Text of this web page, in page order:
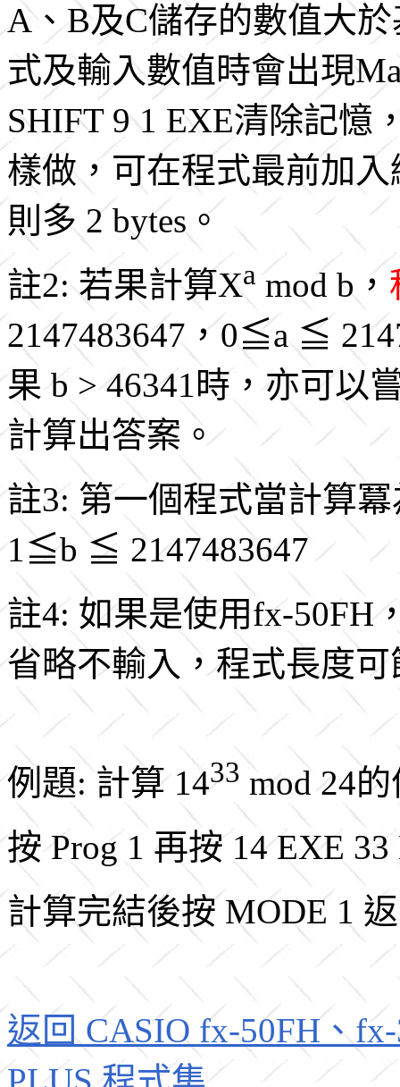
A、B及C儲存的數值大
式及輸入數值時會出現
SHIFT 9 1 EXE清除記憶
樣做，可在程式最前加
則多 2 bytes。
註2: 若果計算Xa mod b，
2147483647，0≦a ≦
果 b > 46341時，亦可以
計算出答案。
註3: 第一個程式當計算
1≦b ≦ 2147483647
註4: 如果是使用fx-50FH
省略不輸入，程式長度可
例題: 計算 1433 mod 24
按 Prog 1 再按 14 EXE
計算完結後按 MODE 1
返回 CASIO fx-50FH、